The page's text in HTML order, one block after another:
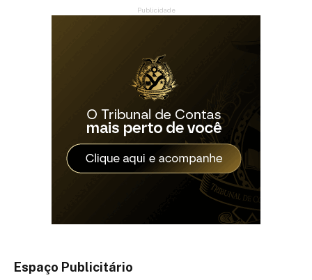
Publicidade
Espaço Publicitário